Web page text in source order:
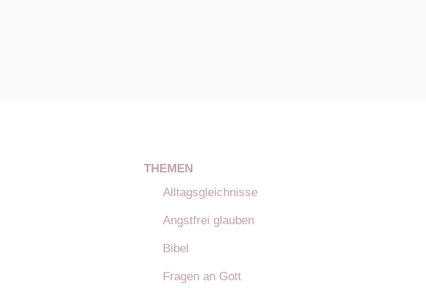
THEMEN
Alltagsgleichnisse
Angstfrei glauben
Bibel
Fragen an Gott